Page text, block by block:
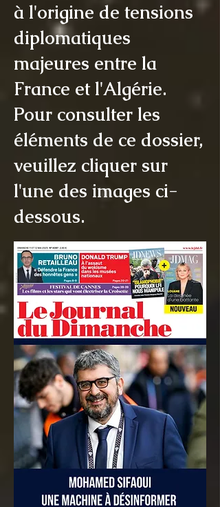
à l'origine de tensions
diplomatiques
majeures entre la
France et l'Algérie.
Pour consulter les
éléments de ce dossier,
veuillez cliquer sur
l'une des images ci-
dessous.